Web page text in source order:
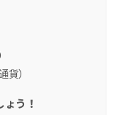
）
う！